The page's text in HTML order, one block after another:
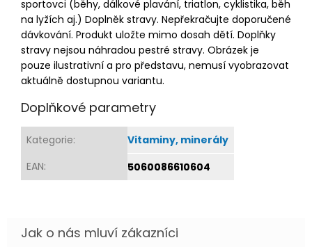
sportovci (běhy, dálkové plavání, triatlon, cyklistika, běh
na lyžích aj.) Doplněk stravy. Nepřekračujte doporučené
dávkování. Produkt uložte mimo dosah dětí. Doplňky
stravy nejsou náhradou pestré stravy. Obrázek je
pouze ilustrativní a pro představu, nemusí vyobrazovat
aktuálně dostupnou variantu.
Doplňkové parametry
Kategorie:
Vitaminy, minerály
EAN: 5060086610604